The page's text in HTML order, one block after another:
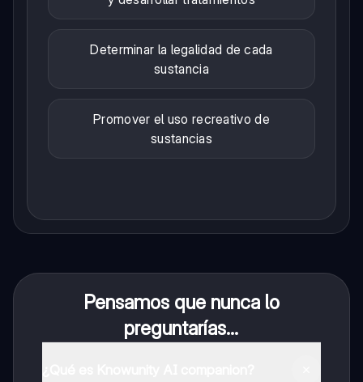
Determinar la legalidad de cada
sustancia
Promover el uso recreativo de
sustancias
Pensamos que nunca lo
preguntarías...